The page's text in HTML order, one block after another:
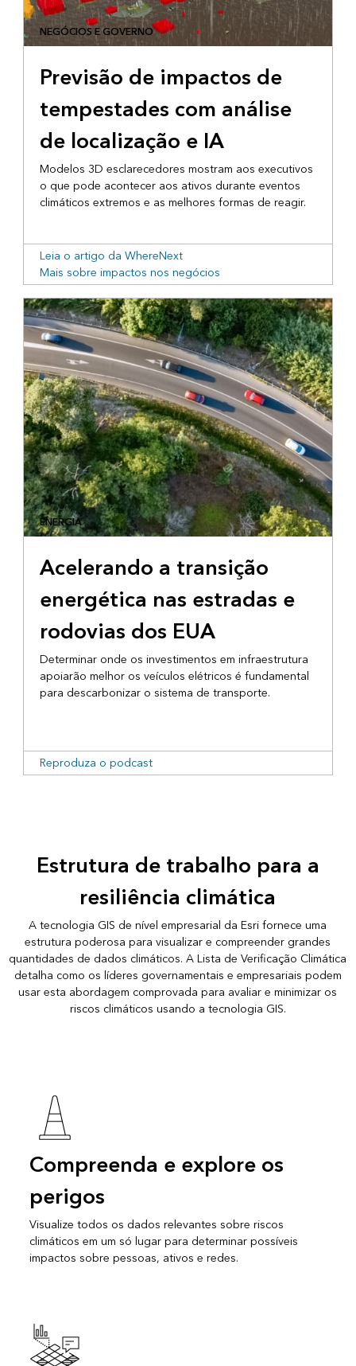
NEGÓCIOS E GOVERNO
Previsão de impactos de
tempestades com análise
de localização e IA
Modelos 3D esclarecedores mostram aos executivos
o que pode acontecer aos ativos durante eventos
climáticos extremos e as melhores formas de reagir.
Leia o artigo da WhereNext
Mais sobre impactos nos negócios
ENERGIA
Acelerando a transição
energética nas estradas e
rodovias dos EUA
Determinar onde os investimentos em infraestrutura
apoiarão melhor os veículos elétricos é fundamental
para descarbonizar o sistema de transporte.
Reproduza o podcast
Estrutura de trabalho para a
resiliência climática
A tecnologia GIS de nível empresarial da Esri fornece uma
estrutura poderosa para visualizar e compreender grandes
quantidades de dados climáticos. A Lista de Verificação Climática
detalha como os líderes governamentais e empresariais podem
usar esta abordagem comprovada para avaliar e minimizar os
riscos climáticos usando a tecnologia GIS.
Compreenda e explore os
perigos
Visualize todos os dados relevantes sobre riscos
climáticos em um só lugar para determinar possíveis
impactos sobre pessoas, ativos e redes.